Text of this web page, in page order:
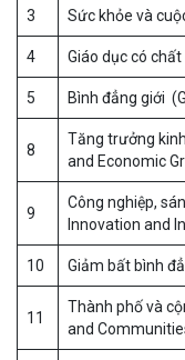
3 Sức khỏe và
4 Giáo dục có
5 Bình đẳng giới
8
Tăng trưởng
and Economic
9
Công nghiệp,
Innovation and
10 Giảm bất bình
11
Thành phố và
and